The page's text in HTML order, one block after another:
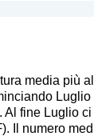
media più
Luglio
fine Luglio
Il numero